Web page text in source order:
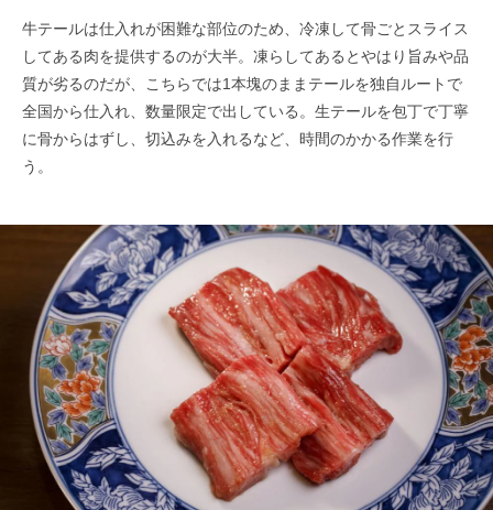
牛テールは仕入れが困難な部位のため、冷凍して骨ごとスライス
してある肉を提供するのが大半。凍らしてあるとやはり旨みや品
質が劣るのだが、こちらでは1本塊のままテールを独自ルートで
全国から仕入れ、数量限定で出している。生テールを包丁で丁寧
に骨からはずし、切込みを入れるなど、時間のかかる作業を行
う。